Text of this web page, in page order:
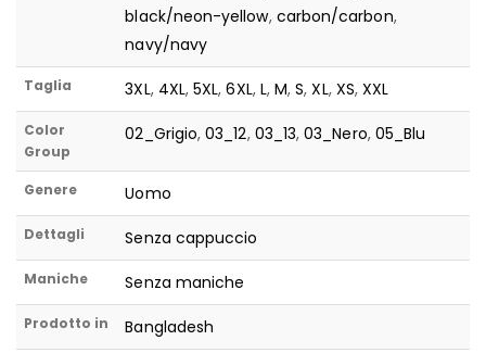
black/neon-yellow, carbon/carbon,
navy/navy
Taglia 3XL, 4XL,5XL,6XL, L,M,S,XL, XS,XXL
Color
Group
02_Grigio,03_12, 03_13,03_Nero, 05_Blu
Genere Uomo
Dettagli Senza cappuccio
Maniche Senza maniche
Prodotto in Bangladesh